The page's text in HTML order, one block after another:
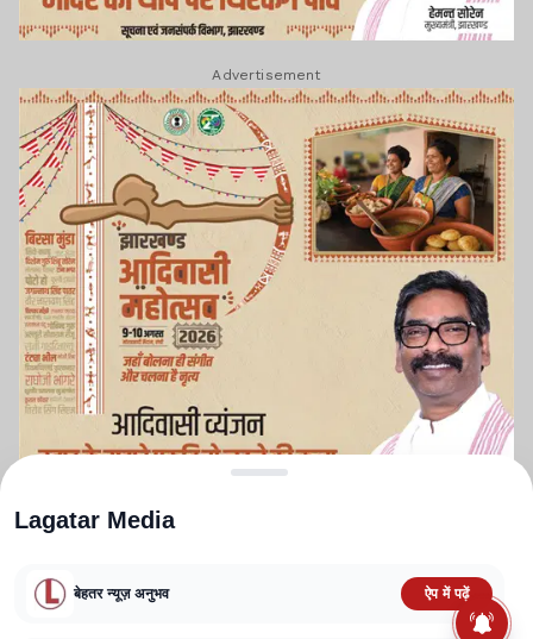
Advertisement
Lagatar Media
बेहतर न्यूज़ अनुभव ऐप में पढ़ें